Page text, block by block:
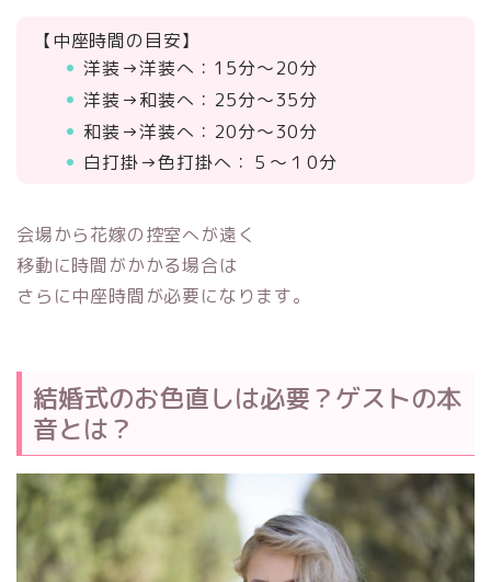
【中座時間の目安】
洋装→洋装へ：15分～20分
洋装→和装へ：25分～35分
和装→洋装へ：20分～30分
白打掛→色打掛へ：５～１0分
会場から花嫁の控室へが遠く
移動に時間がかかる場合は
さらに中座時間が必要になります。
結婚式のお色直しは必要？ゲストの本
音とは？